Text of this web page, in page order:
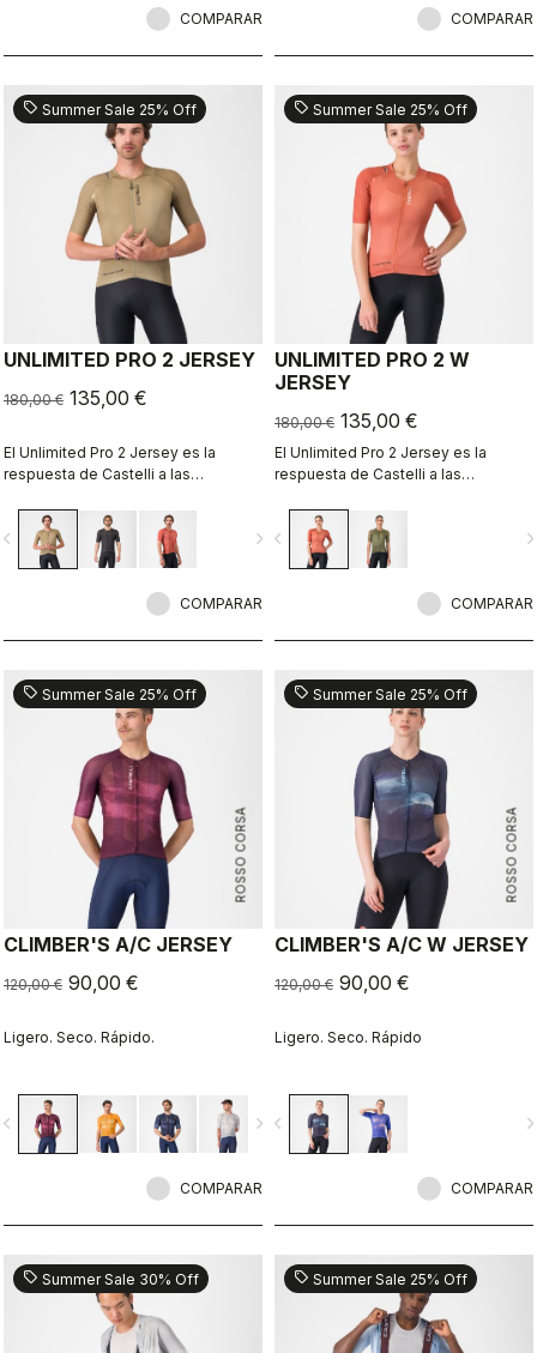
COMPARAR COMPARAR
sell Summer Sale 25% Off
UNLIMITED PRO 2 JERSEY
180,00 € 135,00 €
El Unlimited Pro 2 Jersey es la
respuesta de Castelli a las
deportistas sobre grava que buscan
cada ganancia marginal sin sacrificar
el espíritu del deporte.
navigate_next
COMPARAR
sell Summer Sale 25% Off
UNLIMITED PRO 2 W
JERSEY
180,00 € 135,00 €
El Unlimited Pro 2 Jersey es la
respuesta de Castelli a las
deportistas sobre grava que buscan
cada ganancia marginal sin sacrificar
el espíritu del deporte.
navigate_before
COMPARAR
ROSSO CORSA
sell Summer Sale 25% Off
CLIMBER'S A/C JERSEY
120,00 € 90,00 €
Ligero. Seco. Rápido.
navigate_next
COMPARAR
ROSSO CORSA
sell Summer Sale 25% Off
CLIMBER'S A/C W JERSEY
120,00 € 90,00 €
Ligero. Seco. Rápido
navigate_before
COMPARAR
sell Summer Sale 30% Off sell Summer Sale 25% Off